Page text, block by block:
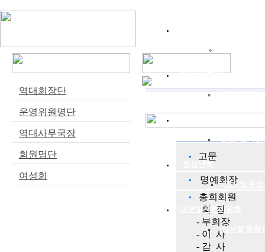
조직 및 회원
2025 실적
인사말
대전발전한마음회
인사말
역대회장단
운영위원명단
역대사무국장
회원명단
여성회
고문
명예회장
총회회원
- 회 장
- 부회장
- 이 사
- 감 사